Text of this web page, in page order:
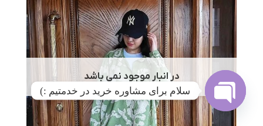
در انبار موجود نمی باشد
سلام برای مشاوره خرید در خدمتیم :)
OPEN